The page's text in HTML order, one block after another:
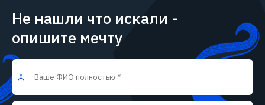
Не нашли что искали -
опишите мечту